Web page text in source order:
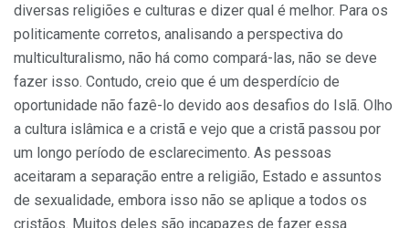
diversas religiões e culturas e dizer qual é melhor. Para os
politicamente corretos, analisando a perspectiva do
multiculturalismo, não há como compará-las, não se deve
fazer isso. Contudo, creio que é um desperdício de
oportunidade não fazê-lo devido aos desafios do Islã. Olho
a cultura islâmica e a cristã e vejo que a cristã passou por
um longo período de esclarecimento. As pessoas
aceitaram a separação entre a religião, Estado e assuntos
de sexualidade, embora isso não se aplique a todos os
cristãos. Muitos deles são incapazes de fazer essa